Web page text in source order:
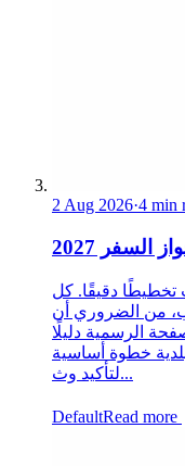
2 Aug 2026·4 min
2027
سفر في عام 2027 يتطلب تخطيطًا دقيقًا. كل
من الضروري أن
الرسمية دليلًا
خطوة أساسية
لتأكيد وث...
DefaultRead more